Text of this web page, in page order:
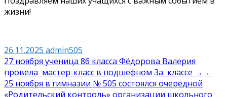
жизни!
26.11.2025 admin505
Навигация
по
27 ноября ученица 8б класса Фёдорова Валерия
провела мастер-класс в подшефном 3а классе → ←
25 ноября в гимназии № 505 состоялся очередной
«Родительский контроль» организации школьного